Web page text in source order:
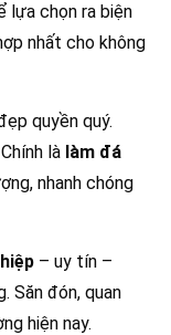
lựa chọn ra biện
nhất cho không
quyền quý.
là làm đá
nhanh chóng
– uy tín –
Săn đón, quan
hiện nay.